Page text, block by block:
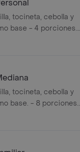
tocineta, cebolla y
base - 4 porciones.
Ajo, Sazonador
tocineta, cebolla y
base. - 8 porciones.
Ajo, Sazonador